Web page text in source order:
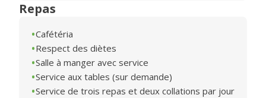
Repas
Cafétéria
Respect des diètes
Salle à manger avec service
Service aux tables (sur demande)
Service de trois repas et deux collations par jour